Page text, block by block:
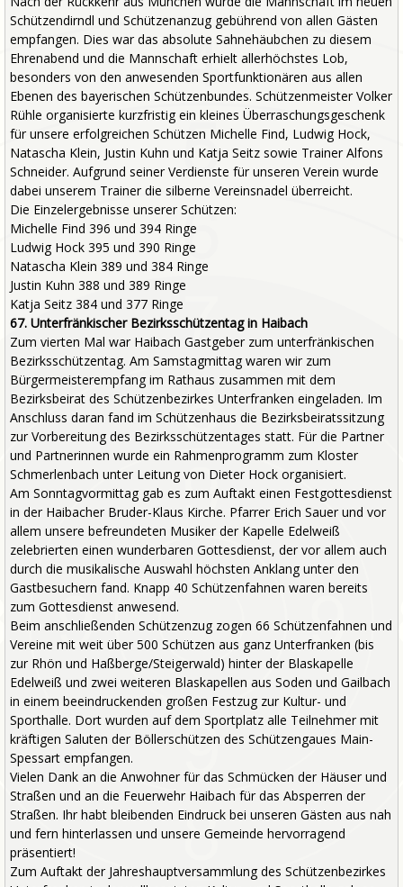
Schützendirndl und Schützenanzug gebührend von allen Gästen
empfangen. Dies war das absolute Sahnehäubchen zu diesem
Ehrenabend und die Mannschaft erhielt allerhöchstes Lob,
besonders von den anwesenden Sportfunktionären aus allen
Ebenen des bayerischen Schützenbundes. Schützenmeister Volker
Rühle organisierte kurzfristig ein kleines Überraschungsgeschenk
für unsere erfolgreichen Schützen Michelle Find, Ludwig Hock,
Natascha Klein, Justin Kuhn und Katja Seitz sowie Trainer Alfons
Schneider. Aufgrund seiner Verdienste für unseren Verein wurde
dabei unserem Trainer die silberne Vereinsnadel überreicht.
Die Einzelergebnisse unserer Schützen:
Michelle Find 396 und 394 Ringe
Ludwig Hock 395 und 390 Ringe
Natascha Klein 389 und 384 Ringe
Justin Kuhn 388 und 389 Ringe
Katja Seitz 384 und 377 Ringe
67. Unterfränkischer Bezirksschützentag in Haibach
Zum vierten Mal war Haibach Gastgeber zum unterfränkischen
Bezirksschützentag. Am Samstagmittag waren wir zum
Bürgermeisterempfang im Rathaus zusammen mit dem
Bezirksbeirat des Schützenbezirkes Unterfranken eingeladen. Im
Anschluss daran fand im Schützenhaus die Bezirksbeiratssitzung
zur Vorbereitung des Bezirksschützentages statt. Für die Partner
und Partnerinnen wurde ein Rahmenprogramm zum Kloster
Schmerlenbach unter Leitung von Dieter Hock organisiert.
Am Sonntagvormittag gab es zum Auftakt einen Festgottesdienst
in der Haibacher Bruder-Klaus Kirche. Pfarrer Erich Sauer und vor
allem unsere befreundeten Musiker der Kapelle Edelweiß
zelebrierten einen wunderbaren Gottesdienst, der vor allem auch
durch die musikalische Auswahl höchsten Anklang unter den
Gastbesuchern fand. Knapp 40 Schützenfahnen waren bereits
zum Gottesdienst anwesend.
Beim anschließenden Schützenzug zogen 66 Schützenfahnen und
Vereine mit weit über 500 Schützen aus ganz Unterfranken (bis
zur Rhön und Haßberge/Steigerwald) hinter der Blaskapelle
Edelweiß und zwei weiteren Blaskapellen aus Soden und Gailbach
in einem beeindruckenden großen Festzug zur Kultur- und
Sporthalle. Dort wurden auf dem Sportplatz alle Teilnehmer mit
kräftigen Saluten der Böllerschützen des Schützengaues Main-
Spessart empfangen.
Vielen Dank an die Anwohner für das Schmücken der Häuser und
Straßen und an die Feuerwehr Haibach für das Absperren der
Straßen. Ihr habt bleibenden Eindruck bei unseren Gästen aus nah
und fern hinterlassen und unsere Gemeinde hervorragend
präsentiert!
Zum Auftakt der Jahreshauptversammlung des Schützenbezirkes